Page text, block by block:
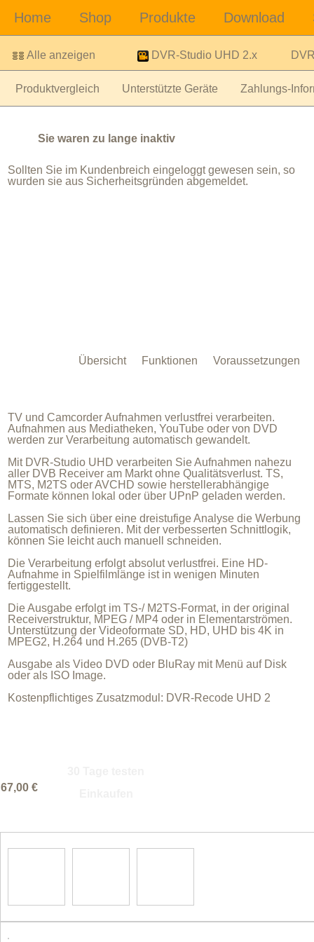
Alle anzeigen DVR-Studio UHD 2.x
Produktvergleich Unterstützte Geräte Zahlungs-
Sie waren zu lange inaktiv
Sollten Sie im Kundenbreich eingeloggt gewesen sein, so
wurden sie aus Sicherheitsgründen abgemeldet.
Voraussetzungen
Funktionen
Übersicht
TV und Camcorder Aufnahmen verlustfrei verarbeiten.
Aufnahmen aus Mediatheken, YouTube oder von DVD
werden zur Verarbeitung automatisch gewandelt.
Mit DVR-Studio UHD verarbeiten Sie Aufnahmen nahezu
aller DVB Receiver am Markt ohne Qualitätsverlust. TS,
MTS, M2TS oder AVCHD sowie herstellerabhängige
Formate können lokal oder über UPnP geladen werden.
Lassen Sie sich über eine dreistufige Analyse die Werbung
automatisch definieren. Mit der verbesserten Schnittlogik,
können Sie leicht auch manuell schneiden.
Die Verarbeitung erfolgt absolut verlustfrei. Eine HD-
Aufnahme in Spielfilmlänge ist in wenigen Minuten
fertiggestellt.
Die Ausgabe erfolgt im TS-/ M2TS-Format, in der original
Receiverstruktur, MPEG / MP4 oder in Elementarströmen.
Unterstützung der Videoformate SD, HD, UHD bis 4K in
MPEG2, H.264 und H.265 (DVB-T2)
Ausgabe als Video DVD oder BluRay mit Menü auf Disk
oder als ISO Image.
Kostenpflichtiges Zusatzmodul: DVR-Recode UHD 2
67,00 €